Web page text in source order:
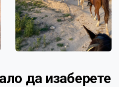
да изаберете